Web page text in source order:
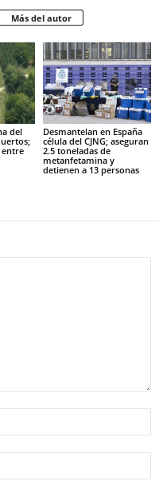
Más del autor
del
entre
Desmantelan en España
célula del CJNG; aseguran
2.5 toneladas de
metanfetamina y
detienen a 13 personas